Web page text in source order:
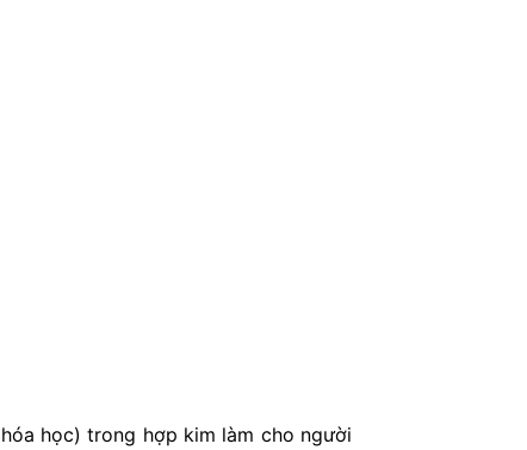
học) trong hợp kim làm cho người